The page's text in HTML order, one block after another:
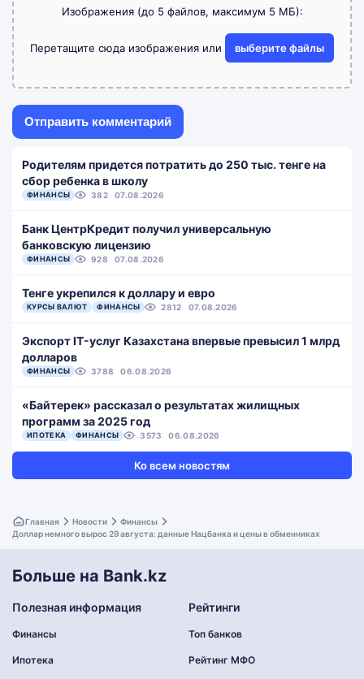
Изображения (до 5 файлов, максимум 5 МБ):
Перетащите сюда изображения или выберите файлы
Родителям придется потратить до 250 тыс. тенге на
сбор ребенка в школу
ФИНАНСЫ 382 07.08.2026
Банк ЦентрКредит получил универсальную
банковскую лицензию
ФИНАНСЫ 928 07.08.2026
Тенге укрепился к доллару и евро
КУРСЫ ВАЛЮТ ФИНАНСЫ 2812 07.08.2026
Экспорт IT-услуг Казахстана впервые превысил 1 млрд
долларов
ФИНАНСЫ 3788 06.08.2026
«Байтерек» рассказал о результатах жилищных
программ за 2025 год
ИПОТЕКА ФИНАНСЫ 3573 06.08.2026
Ко всем новостям
Главная Новости
Финансы
Доллар немного вырос 29 августа: данные Нацбанка и цены в обменниках
Больше на Bank.kz
Полезная информация
Финансы
Ипотека
Рейтинги
Топ банков
Рейтинг МФО